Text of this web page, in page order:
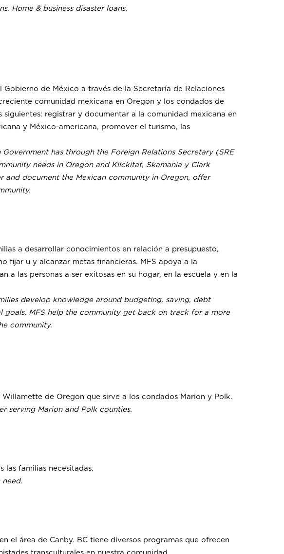
Home & business disaster loans.
Gobierno de México a través de la Secretaría de Relaciones
comunidad mexicana en Oregon y los condados de
registrar y documentar a la comunidad mexicana en
y México-americana, promover el turismo, las
has through the Foreign Relations Secretary (SRE
needs in Oregon and Klickitat, Skamania y Clark
and document the Mexican community in Oregon, offer
a desarrollar conocimientos en relación a presupuesto,
fijar u y alcanzar metas financieras. MFS apoya a la
las personas a ser exitosas en su hogar, en la escuela y en la
develop knowledge around budgeting, saving, debt
MFS help the community get back on track for a more
community.
de Oregon que sirve a los condados Marion y Polk.
serving Marion and Polk counties.
las familias necesitadas.
el área de Canby. BC tiene diversos programas que ofrecen